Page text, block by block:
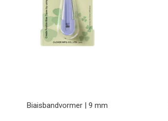
Biaisbandvormer | 9 mm